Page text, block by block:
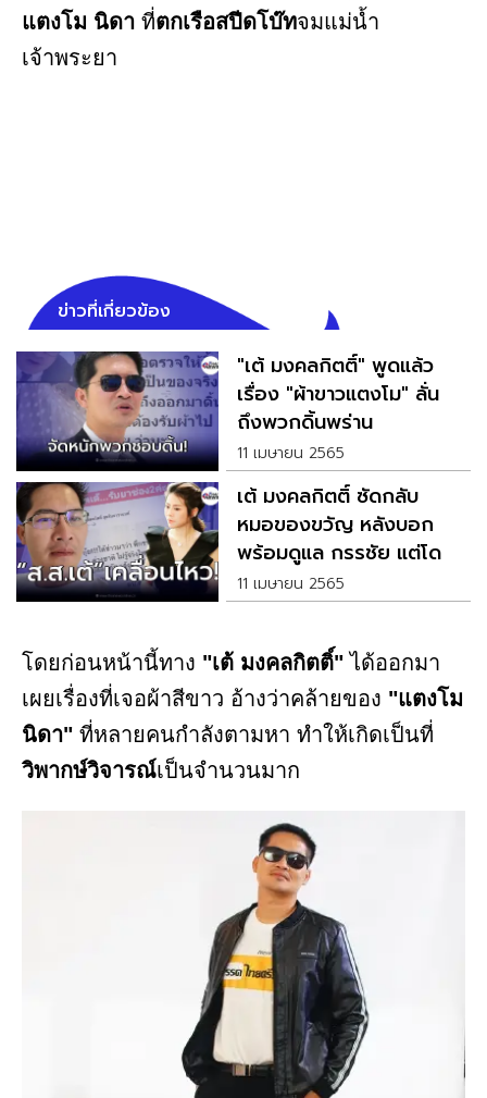
แตงโม นิดา ที่ตกเรือสปีดโบ๊ทจมแม่น้ำ
เจ้าพระยา
ข่าวที่เกี่ยวข้อง
"เต้ มงคลกิตติ์" พูดแล้ว
เรื่อง "ผ้าขาวแตงโม" ลั่น
ถึงพวกดิ้นพร่าน
11 เมษายน 2565
เต้ มงคลกิตติ์ ซัดกลับ
หมอของขวัญ หลังบอก
พร้อมดูแล กรรชัย แต่โดน
แซะเชิญรับยา
11 เมษายน 2565
โดยก่อนหน้านี้ทาง "เต้ มงคลกิตติ์" ได้ออกมา
เผยเรื่องที่เจอผ้าสีขาว อ้างว่าคล้ายของ "แตงโม
นิดา" ที่หลายคนกำลังตามหา ทำให้เกิดเป็นที่
วิพากษ์วิจารณ์เป็นจำนวนมาก